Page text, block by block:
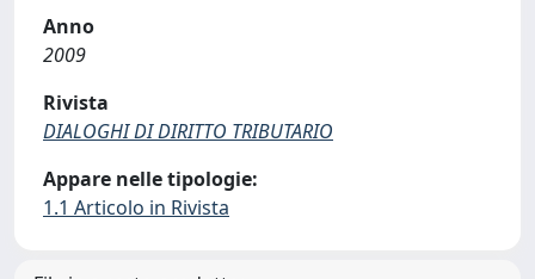
Anno
2009
Rivista
DIALOGHI DI DIRITTO TRIBUTARIO
Appare nelle tipologie:
1.1 Articolo in Rivista